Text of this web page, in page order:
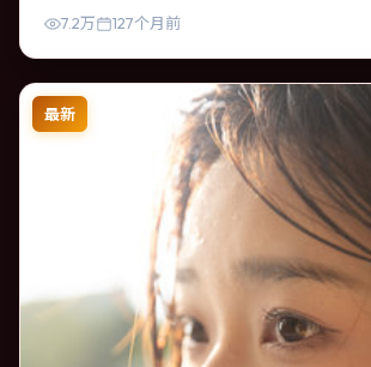
奏紧凑，人物动机清晰，适合喜欢强情节与
7.2万 127个月前
最新